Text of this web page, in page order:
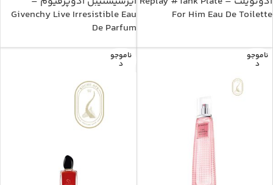
For Him Eau De Toilette
Givenchy Live Irresistible Eau
De Parfum
ناموجو
د
ناموجو
د